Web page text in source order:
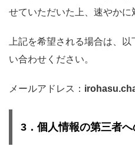
せていただいた上、速やかに
上記を希望される場合は、
い合わせください。
メールアドレス：
3．個人情報の第三者